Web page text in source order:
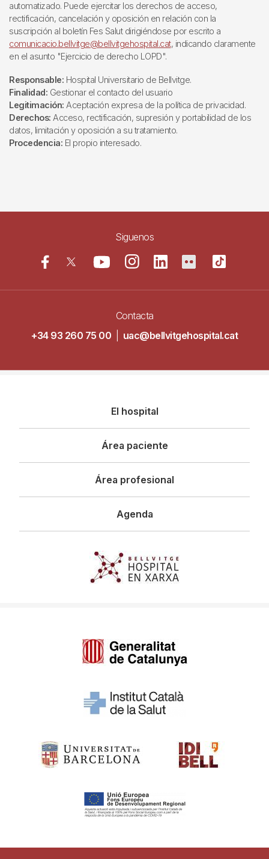
automatizado. Puede ejercitar los derechos de acceso,
rectificación, cancelación y oposición en relación con la
suscripción al boletín Fes Salut dirigiéndose por escrito a
comunicacio.bellvitge@bellvitgehospital.cat, indicando claramente
en el asunto "Ejercicio de derecho LOPD".
Responsable: Hospital Universitario de Bellvitge.
Finalidad: Gestionar el contacto del usuario
Legitimación: Aceptación expresa de la política de privacidad.
Derechos: Acceso, rectificación, supresión y portabilidad de los
datos, limitación y oposición a su tratamiento.
Procedencia: El propio interesado.
Siguenos
Contacta
+34 93 260 75 00
uac@bellvitgehospital.cat
principal
El hospital
Área paciente
Área profesional
Agenda